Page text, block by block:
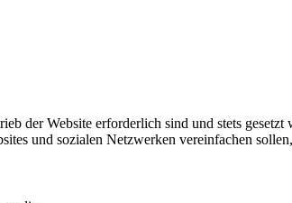
der Website erforderlich sind und stets
und sozialen Netzwerken vereinfachen